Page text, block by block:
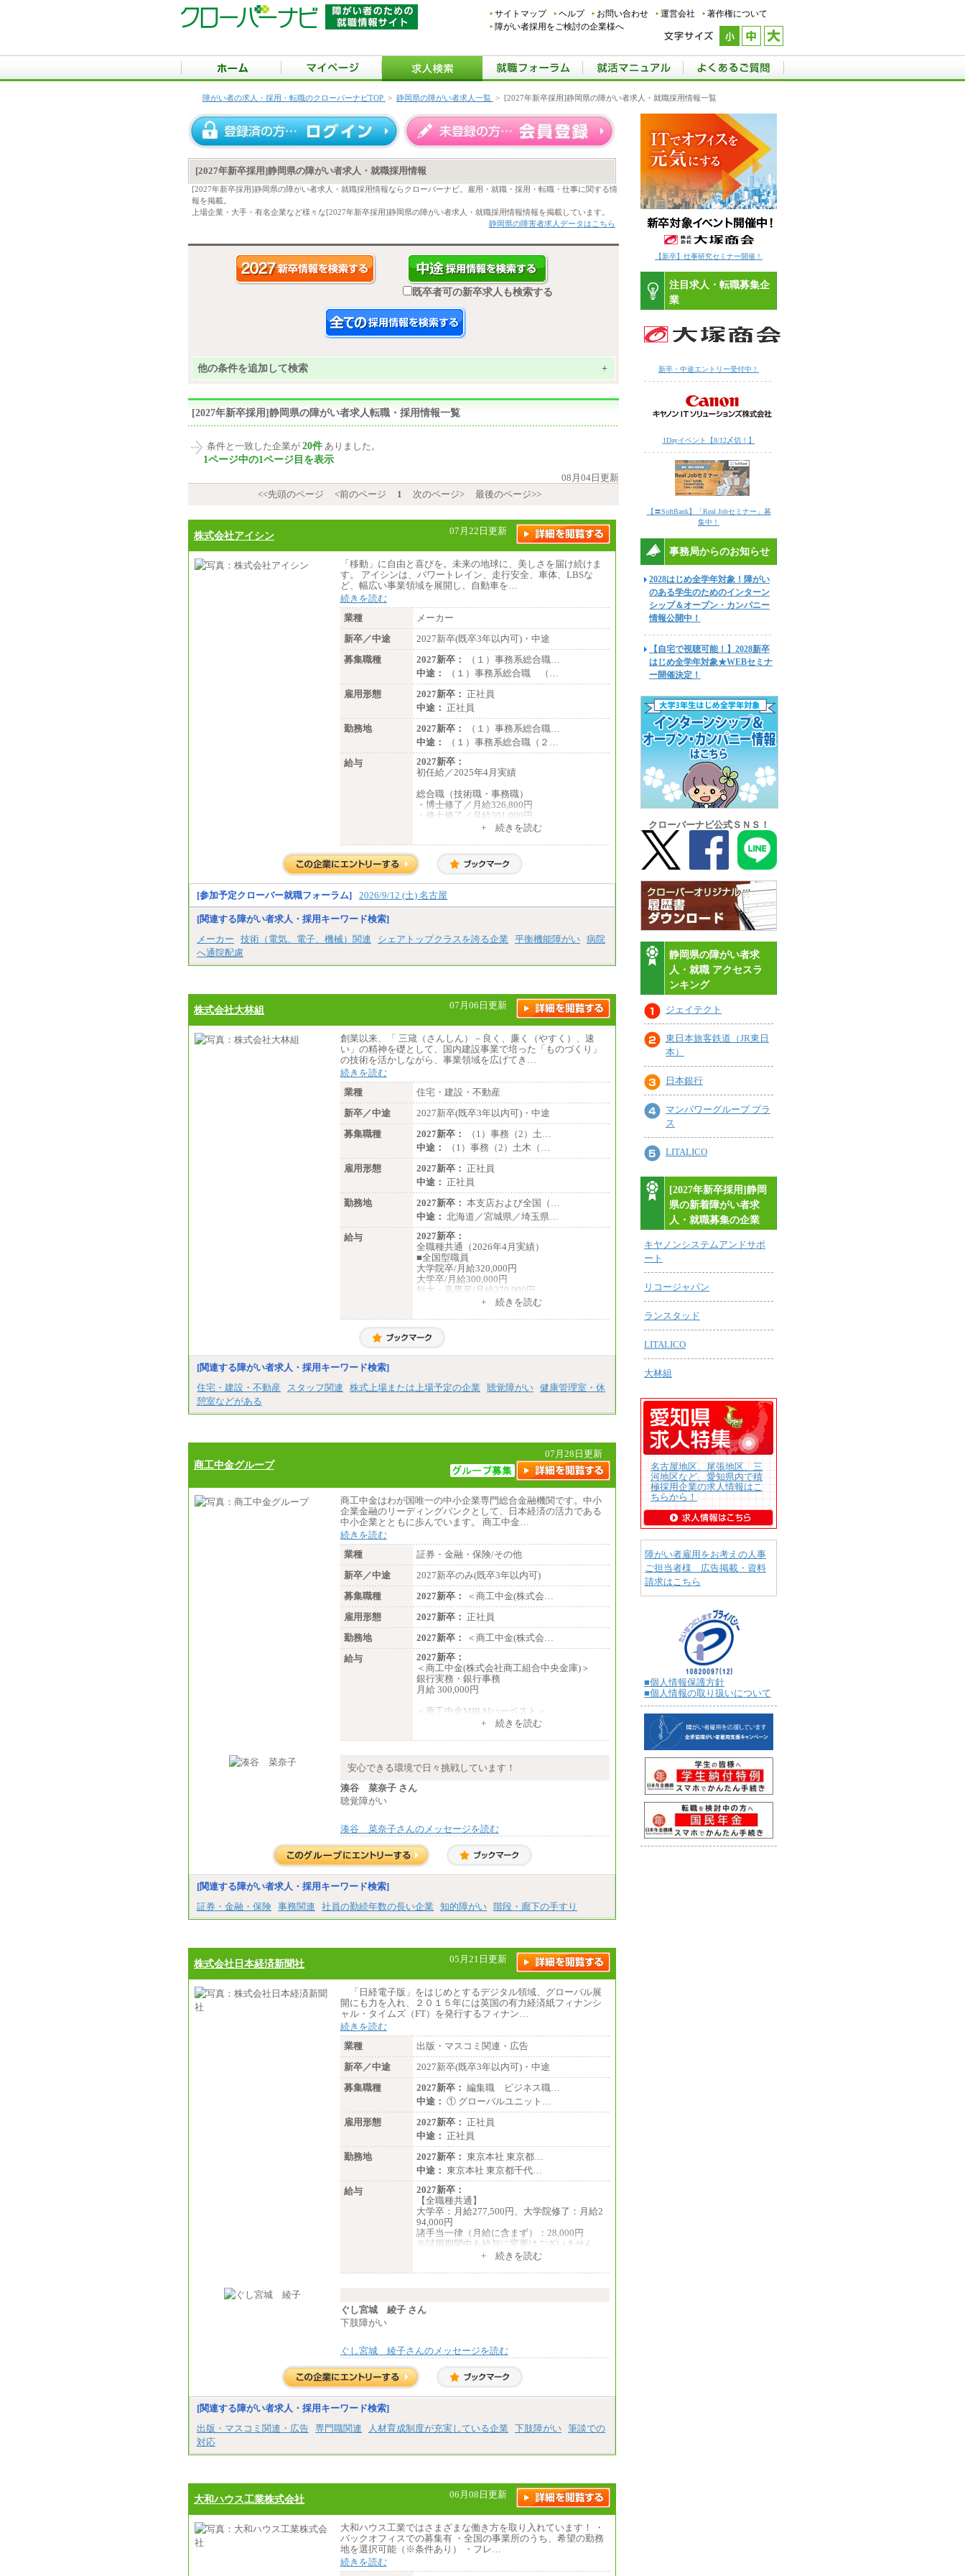
サイトマップ ヘルプ お問い合わせ 運営会社
著作権について
障がい者採用をご検討の企業様へ
障がい者の求人・採用・転職のクローバーナビTOP > 静岡県の障がい者求人一覧 > [2027年新卒採用]静岡県の障がい者求人・就職採用情報一覧
[2027年新卒採用]静岡県の障がい者求人・就職採用情報
[2027年新卒採用]静岡県の障がい者求人・就職採用情報ならクローバーナビ。雇用・就職・採用・転職・仕事に関する情
報を掲載。
上場企業・大手・有名企業など様々な[2027年新卒採用]静岡県の障がい者求人・就職採用情報情報を掲載しています。
静岡県の障害者求人データはこちら
既卒者可の新卒求人も検索する
他の条件を追加して検索 +
[2027年新卒採用]静岡県の障がい者求人転職・採用情報一覧
条件と一致した企業が 20件 ありました。
1ページ中の1ページ目を表示
08月04日更新
<<先頭のページ
<前のページ 1 次のページ> 最後のページ>>
株式会社アイシン 07月22日更新
「移動」に自由と喜びを。未来の地球に、美しさを届け続けま
す。 アイシンは、パワートレイン、走行安全、車体、LBSな
ど、幅広い事業領域を展開し、自動車を…
続きを読む
業種
メーカー
新卒／中途
2027新卒(既卒3年以内可)・中途
募集職種
2027新卒：
（１）事務系総合職…
中途：
（１）事務系総合職 （…
雇用形態
2027新卒： 正社員
中途： 正社員
勤務地
2027新卒：
（１）事務系総合職…
中途：
（１）事務系総合職（２…
給与
2027新卒：
初任給／2025年4月実績
総合職（技術職・事務職）
・博士修了／月給326,800円
・修士修了／月給301,000円
・大学卒／月給282,000円
・高専卒（専攻科）／月給282,000円
・高専卒（本科）／月給256,000円
一般事務職
0円
・高専卒（専攻科）／月給206,400円
・専門卒（2年）／月給197,800円
想定年収：490万円～1,100万円
・1,090万円/38歳・月給59万円 *残業代・
家族手当対象外
月給：190,000円～
想定年収：340万円～610万円
年収例：
・460万円/28歳・月給26万円
・520万円/32歳・月給29万円
（４）
月給：201,000円～
想定年収：360万円～680万円
年収例：
・520万円/32歳・月給29万円
年収例は賞与含む、残業代・家族手当含まず
※キャリアや能力等を考慮の上、当社規定に
より確定します
※残業手当：別途支給
※固定給に固定残業代含まず
※試用期間中も給与に変更なし
+ 続きを読む
[参加予定クローバー就職フォーラム] 2026/9/12 (土) 名古屋
[関連する障がい者求人・採用キーワード検索]
メーカー
技術（電気、電子、機械）関連 シェアトップクラスを誇る企業 平衡機能障がい 病院
へ通院配慮
株式会社大林組 07月06日更新
創業以来、「 三箴（さんしん）－良く、廉く（やすく）、速
い」の精神を礎として、国内建設事業で培った「ものづくり」
の技術を活かしながら、事業領域を広げてき…
続きを読む
業種
住宅・建設・不動産
新卒／中途
2027新卒(既卒3年以内可)・中途
募集職種
2027新卒：
（1）事務（2）土…
中途：
（1）事務（2）土木（…
雇用形態
2027新卒： 正社員
中途： 正社員
勤務地
2027新卒： 本支店および全国（…
中途： 北海道／宮城県／埼玉県…
給与
2027新卒：
全職種共通（2026年4月実績）
■全国型職員
大学院卒/月給320,000円
大学卒/月給300,000円
短大・高専卒/月給270,000円
大学院卒/月給256,000円～288,000円
大学卒/月給240,000円～270,000円
短大・高専卒/月給216,000円～243,000円
大学卒/月給219,000円～246,000円
との生計費などの地域差指数を勘案して拠点
全職種共通
226,600円～390,100円（勤務地域等により異
なります）
・ご経験やスキルを考慮し、選考の中で決定
いたします。
+ 続きを読む
[関連する障がい者求人・採用キーワード検索]
住宅・建設・不動産
スタッフ関連 株式上場または上場予定の企業 聴覚障がい 健康管理室・休
憩室などがある
商工中金グループ
07月28日更新
商工中金はわが国唯一の中小企業専門総合金融機関です。中小
企業金融のリーディングバンクとして、日本経済の活力である
中小企業とともに歩んでいます。 商工中金…
続きを読む
業種
証券・金融・保険/その他
新卒／中途
2027新卒のみ(既卒3年以内可)
募集職種
2027新卒：
＜商工中金(株式会…
雇用形態
2027新卒： 正社員
勤務地
2027新卒：
＜商工中金(株式会…
給与
2027新卒：
＜商工中金(株式会社商工組合中央金庫)＞
銀行実務・銀行事務
月給 300,000円
＜商工中金MIRAIハーベスト＞
※試用期間中も給与に変更はございません
+ 続きを読む
安心できる環境で日々挑戦しています！
湊谷 菜奈子 さん
聴覚障がい
湊谷 菜奈子さんのメッセージを読む
[関連する障がい者求人・採用キーワード検索]
証券・金融・保険 事務関連 社員の勤続年数の長い企業 知的障がい 階段・廊下の手すり
株式会社日本経済新聞社 05月21日更新
「日経電子版」をはじめとするデジタル領域、グローバル展
開にも力を入れ、２０１５年には英国の有力経済紙フィナンシ
ャル・タイムズ（FT）を発行するフィナン…
続きを読む
業種
出版・マスコミ関連・広告
新卒／中途
2027新卒(既卒3年以内可)・中途
募集職種
2027新卒： 編集職 ビジネス職…
中途： ① グローバルユニット…
雇用形態
2027新卒： 正社員
中途： 正社員
勤務地
2027新卒： 東京本社 東京都…
中途： 東京本社 東京都千代…
給与
2027新卒：
【全職種共通】
大学卒：月給277,500円、大学院修了：月給2
94,000円
諸手当一律（月給に含まず）：28,000円
※試用期間中も給与に変更はございません
月給370,000円～
※試用期間中も給与に変更はございません。
+ 続きを読む
ぐし宮城 綾子 さん
下肢障がい
ぐし宮城 綾子さんのメッセージを読む
[関連する障がい者求人・採用キーワード検索]
出版・マスコミ関連・広告 専門職関連 人材育成制度が充実している企業 下肢障がい 筆談での
対応
大和ハウス工業株式会社 06月08日更新
大和ハウス工業ではさまざまな働き方を取り入れています！ ・
バックオフィスでの募集有 ・全国の事業所のうち、希望の勤務
地を選択可能（※条件あり） ・フレ…
続きを読む
【新卒】仕事研究セミナー開催！
注目求人・転職募集企
業
新卒・中途エントリー受付中！
1Dayイベント【8/12〆切！】
【〓SoftBank】「Real Jobセミナー」募
集中！
事務局からのお知らせ
2028はじめ全学年対象！障がい
のある学生のためのインターン
シップ＆オープン・カンパニー
情報公開中！
【自宅で視聴可能！】2028新卒
はじめ全学年対象★WEBセミナ
ー開催決定！
クローバーナビ公式ＳＮＳ！
静岡県の障がい者求
人・就職 アクセスラ
ンキング
ジェイテクト
東日本旅客鉄道（JR東日
本）
日本銀行
マンパワーグループ プラ
ス
LITALICO
[2027年新卒採用]静岡
県の新着障がい者求
人・就職募集の企業
キヤノンシステムアンドサポ
ート
リコージャパン
ランスタッド
LITALICO
大林組
名古屋地区、尾張地区、三
河地区など、愛知県内で積
極採用企業の求人情報はこ
ちらから！
障がい者雇用をお考えの人事
ご担当者様 広告掲載・資料
請求はこちら
■個人情報保護方針
■個人情報の取り扱いについて